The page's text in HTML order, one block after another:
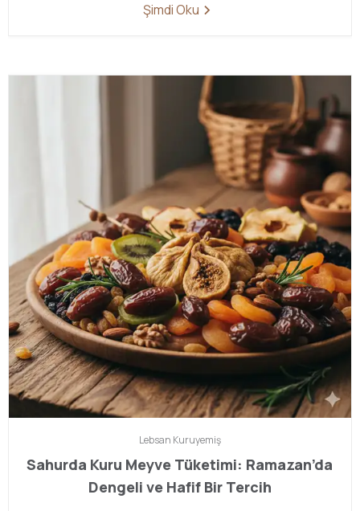
Şimdi Oku
Lebsan Kuruyemiş
Sahurda Kuru Meyve Tüketimi: Ramazan’da
Dengeli ve Hafif Bir Tercih